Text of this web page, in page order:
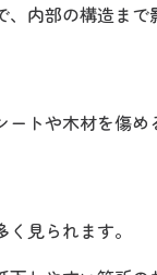
内部の構造ま
トや木材を傷め
見られます。